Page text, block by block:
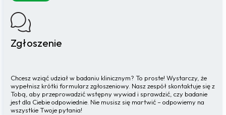
Zgłoszenie
Chcesz wziąć udział w badaniu klinicznym? To proste! Wystarczy, że
wypełnisz krótki formularz zgłoszeniowy. Nasz zespół skontaktuje się z
Tobą, aby przeprowadzić wstępny wywiad i sprawdzić, czy badanie
jest dla Ciebie odpowiednie. Nie musisz się martwić – odpowiemy na
wszystkie Twoje pytania!